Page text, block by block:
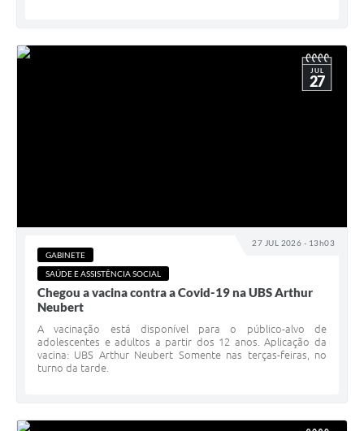
27 JUL 2026 - 13h03
JUL
27
GABINETE
SAÚDE E ASSISTÊNCIA SOCIAL
Chegou a vacina contra a Covid-19 na UBS Arthur
Neubert
A vacinação está disponível para o público-alvo de
adolescentes e adultos a partir dos 12 anos. Aplicação da
vacina: UBS Arthur Neubert Somente nas terças-feiras, no
turno da tarde.